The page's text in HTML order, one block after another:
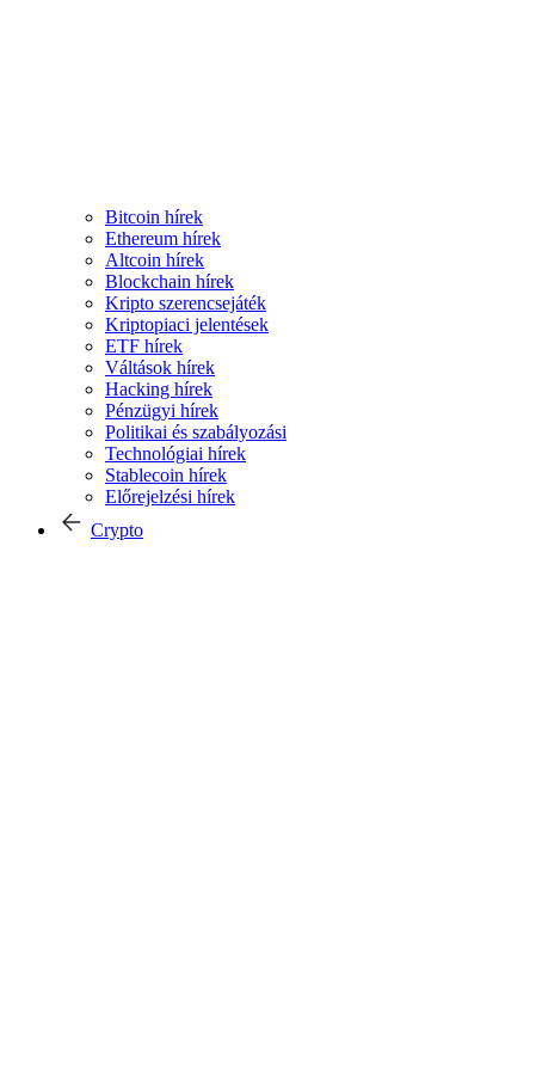
Bitcoin hírek
Ethereum hírek
Altcoin hírek
Blockchain hírek
Kripto szerencsejáték
Kriptopiaci jelentések
ETF hírek
Váltások hírek
Hacking hírek
Pénzügyi hírek
Politikai és szabályozási
Technológiai hírek
Stablecoin hírek
Előrejelzési hírek
Crypto